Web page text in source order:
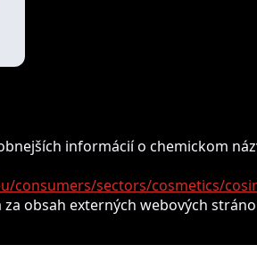
informácií o chemickom
consumers/sectors/cosmetics/
za obsah externých webových